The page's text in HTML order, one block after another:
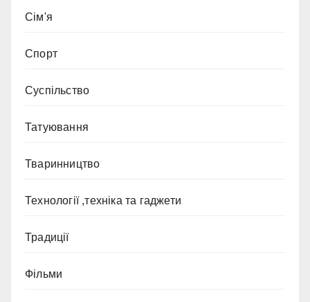
Сім'я
Спорт
Суспільство
Татуювання
Тваринництво
Технології ,техніка та гаджети
Традиції
Фільми